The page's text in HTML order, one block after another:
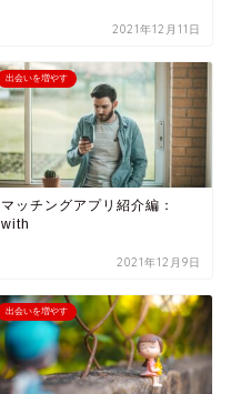
2021年12月11日
出会いを増やす
マッチングアプリ紹介編：
with
2021年12月9日
出会いを増やす